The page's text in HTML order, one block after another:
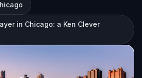
in Chicago: a Ken Clever